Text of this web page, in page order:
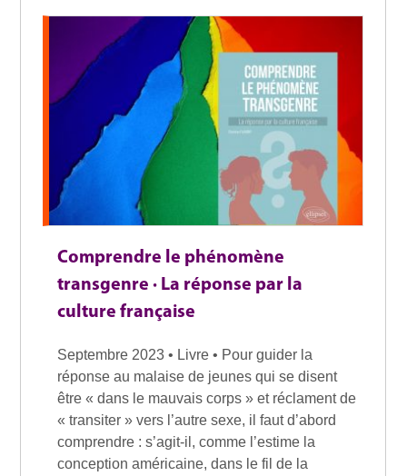
Comprendre le phénomène
transgenre · La réponse par la
culture française
Septembre 2023 • Livre • Pour guider la
réponse au malaise de jeunes qui se disent
être « dans le mauvais corps » et réclament de
« transiter » vers l’autre sexe, il faut d’abord
comprendre : s’agit-il, comme l’estime la
conception américaine, dans le fil de la